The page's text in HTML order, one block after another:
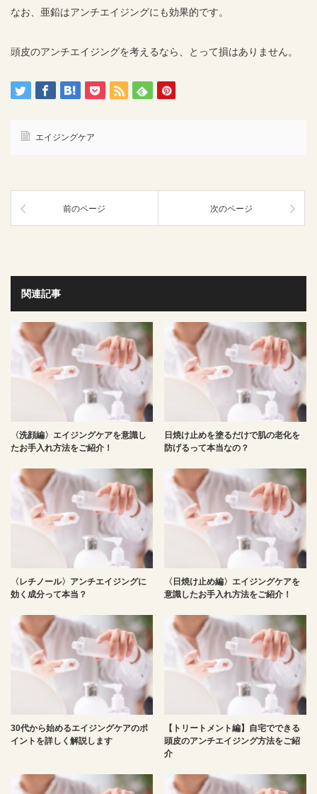
なお、亜鉛はアンチエイジングにも効果的です。
頭皮のアンチエイジングを考えるなら、とって損はありません。
エイジングケア
前のページ 次のページ
関連記事
〈洗顔編〉エイジングケアを意識し
たお手入れ方法をご紹介！
日焼け止めを塗るだけで肌の老化を
防げるって本当なの？
〈レチノール〉アンチエイジングに
効く成分って本当？
〈日焼け止め編〉エイジングケアを
意識したお手入れ方法をご紹介！
30代から始めるエイジングケアのポ
イントを詳しく解説します
【トリートメント編】自宅でできる
頭皮のアンチエイジング方法をご紹
介